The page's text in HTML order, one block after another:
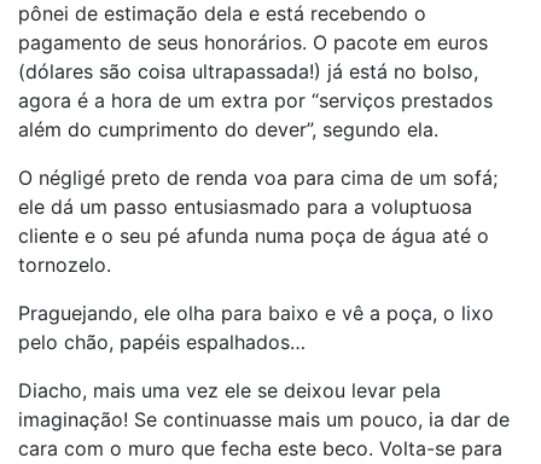
pônei de estimação dela e está recebendo o
pagamento de seus honorários. O pacote em euros
(dólares são coisa ultrapassada!) já está no bolso,
agora é a hora de um extra por “serviços prestados
além do cumprimento do dever”, segundo ela.
O négligé preto de renda voa para cima de um sofá;
ele dá um passo entusiasmado para a voluptuosa
cliente e o seu pé afunda numa poça de água até o
tornozelo.
Praguejando, ele olha para baixo e vê a poça, o lixo
pelo chão, papéis espalhados…
Diacho, mais uma vez ele se deixou levar pela
imaginação! Se continuasse mais um pouco, ia dar de
cara com o muro que fecha este beco. Volta-se para